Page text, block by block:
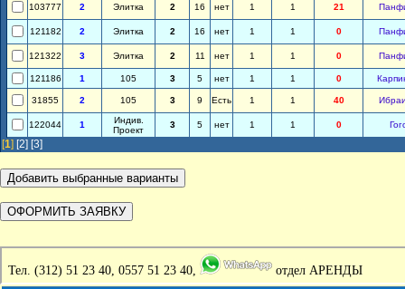
103777 2 Элитка 2 16 нет 1 1 21
121182 2 Элитка 2 16 нет 1 1 0
121322 3 Элитка 2 11 нет 1 1 0
121186 1 105 3 5 нет 1 1 0
31855 2 105 3 9 Есть 1 1 40
122044 1
Индив.
Проект
3 5 нет 1 1 0
[1] [2] [3]
Тел. (312) 51 23 40, 0557 51 23 40,
отдел АРЕНДЫ